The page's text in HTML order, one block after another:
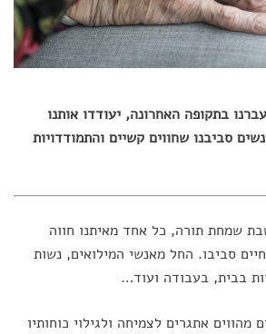
בתקופה האחרונה, יעודדו אותנו
סביבנו שחווים קשיים והתמודדויות
שמחת תורה, כל אחד מאיתנו חווה
סביבו. החל מאנשי המילואים, נשות
בבית, בעבודה ועוד…
מהווים אתגרים לצמיחה ולגילוי כוחותיו